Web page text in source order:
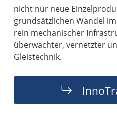
nicht nur neue
grundsätzlichen Wandel
rein mechanischer
überwachter, vernetzter
Gleistechnik.